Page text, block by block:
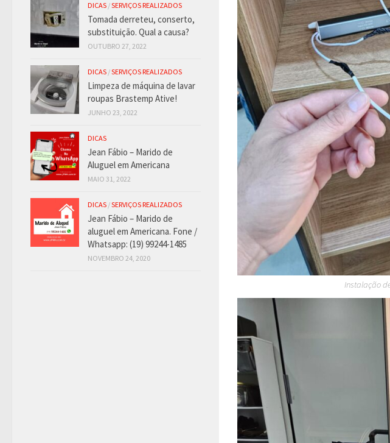
Instalação
DICAS /SERVIÇOS REALIZADOS
Tomada derreteu, conserto,
substituição. Qual a causa?
OUTUBRO 27, 2022
DICAS /SERVIÇOS REALIZADOS
Limpeza de máquina de lavar
roupas Brastemp Ative!
JUNHO 23, 2022
DICAS
Jean Fábio – Marido de
Aluguel em Americana
MAIO 31, 2022
DICAS /SERVIÇOS REALIZADOS
Jean Fábio – Marido de
aluguel em Americana. Fone /
Whatsapp: (19) 99244-1485
NOVEMBRO 24, 2020